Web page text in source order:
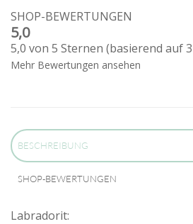
SHOP-BEWERTUNGEN
5,0
5,0 von 5 Sternen (basierend auf
Mehr Bewertungen ansehen
BESCHREIBUNG
SHOP-BEWERTUNGEN
Labradorit: